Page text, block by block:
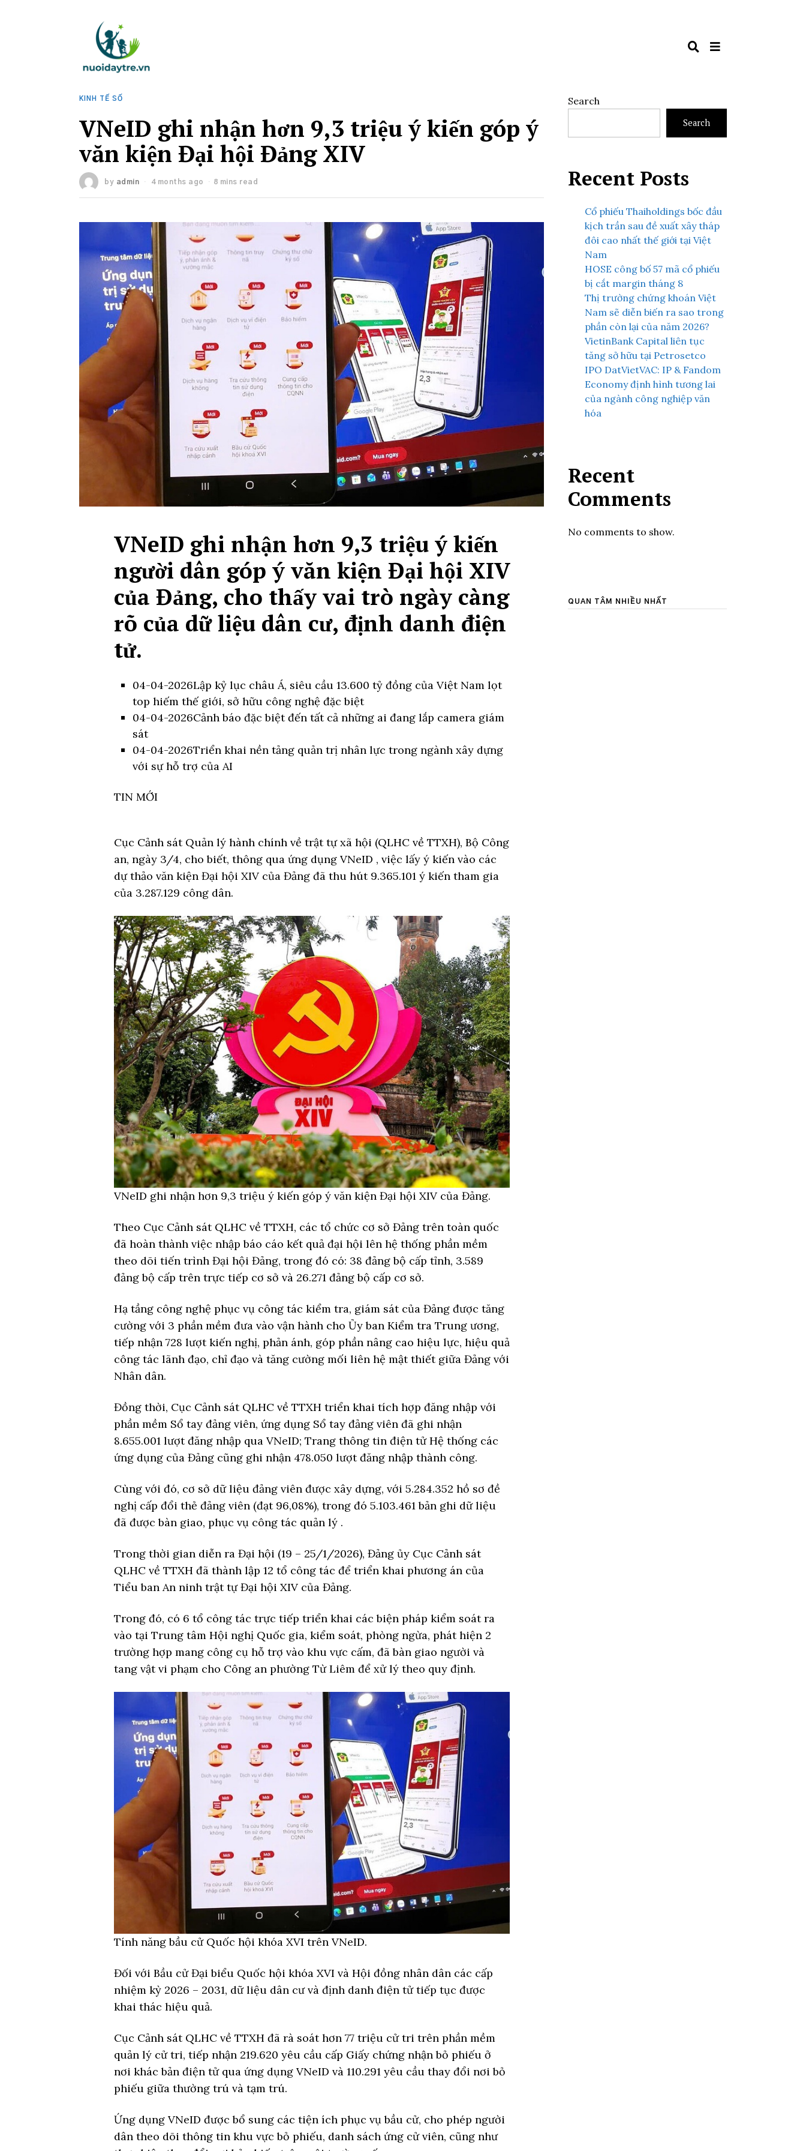
KINH TẾ SỐ
VNeID ghi nhận hơn 9,3 triệu ý kiến góp ý
văn kiện Đại hội Đảng XIV
by admin 4 months ago 8 mins read
VNeID ghi nhận hơn 9,3 triệu ý kiến
người dân góp ý văn kiện Đại hội XIV
của Đảng, cho thấy vai trò ngày càng
rõ của dữ liệu dân cư, định danh điện
tử.
04-04-2026Lập kỷ lục châu Á, siêu cầu 13.600 tỷ đồng của Việt Nam lọt
top hiếm thế giới, sở hữu công nghệ đặc biệt
04-04-2026Cảnh báo đặc biệt đến tất cả những ai đang lắp camera giám
sát
04-04-2026Triển khai nền tảng quản trị nhân lực trong ngành xây dựng
với sự hỗ trợ của AI
TIN MỚI
Cục Cảnh sát Quản lý hành chính về trật tự xã hội (QLHC về TTXH), Bộ Công
an, ngày 3/4, cho biết, thông qua ứng dụng VNeID , việc lấy ý kiến vào các
dự thảo văn kiện Đại hội XIV của Đảng đã thu hút 9.365.101 ý kiến tham gia
của 3.287.129 công dân.
VNeID ghi nhận hơn 9,3 triệu ý kiến góp ý văn kiện Đại hội XIV của Đảng.
Theo Cục Cảnh sát QLHC về TTXH, các tổ chức cơ sở Đảng trên toàn quốc
đã hoàn thành việc nhập báo cáo kết quả đại hội lên hệ thống phần mềm
theo dõi tiến trình Đại hội Đảng, trong đó có: 38 đảng bộ cấp tỉnh, 3.589
đảng bộ cấp trên trực tiếp cơ sở và 26.271 đảng bộ cấp cơ sở.
Hạ tầng công nghệ phục vụ công tác kiểm tra, giám sát của Đảng được tăng
cường với 3 phần mềm đưa vào vận hành cho Ủy ban Kiểm tra Trung ương,
tiếp nhận 728 lượt kiến nghị, phản ánh, góp phần nâng cao hiệu lực, hiệu quả
công tác lãnh đạo, chỉ đạo và tăng cường mối liên hệ mật thiết giữa Đảng với
Nhân dân.
Đồng thời, Cục Cảnh sát QLHC về TTXH triển khai tích hợp đăng nhập với
phần mềm Sổ tay đảng viên, ứng dụng Sổ tay đảng viên đã ghi nhận
8.655.001 lượt đăng nhập qua VNeID; Trang thông tin điện tử Hệ thống các
ứng dụng của Đảng cũng ghi nhận 478.050 lượt đăng nhập thành công.
Cùng với đó, cơ sở dữ liệu đảng viên được xây dựng, với 5.284.352 hồ sơ đề
nghị cấp đổi thẻ đảng viên (đạt 96,08%), trong đó 5.103.461 bản ghi dữ liệu
đã được bàn giao, phục vụ công tác quản lý .
Trong thời gian diễn ra Đại hội (19 – 25/1/2026), Đảng ủy Cục Cảnh sát
QLHC về TTXH đã thành lập 12 tổ công tác để triển khai phương án của
Tiểu ban An ninh trật tự Đại hội XIV của Đảng.
Trong đó, có 6 tổ công tác trực tiếp triển khai các biện pháp kiểm soát ra
vào tại Trung tâm Hội nghị Quốc gia, kiểm soát, phòng ngừa, phát hiện 2
trường hợp mang công cụ hỗ trợ vào khu vực cấm, đã bàn giao người và
tang vật vi phạm cho Công an phường Từ Liêm để xử lý theo quy định.
Tính năng bầu cử Quốc hội khóa XVI trên VNeID.
Đối với Bầu cử Đại biểu Quốc hội khóa XVI và Hội đồng nhân dân các cấp
nhiệm kỳ 2026 – 2031, dữ liệu dân cư và định danh điện tử tiếp tục được
khai thác hiệu quả.
Cục Cảnh sát QLHC về TTXH đã rà soát hơn 77 triệu cử tri trên phần mềm
quản lý cử tri, tiếp nhận 219.620 yêu cầu cấp Giấy chứng nhận bỏ phiếu ở
nơi khác bản điện tử qua ứng dụng VNeID và 110.291 yêu cầu thay đổi nơi bỏ
phiếu giữa thường trú và tạm trú.
Ứng dụng VNeID được bổ sung các tiện ích phục vụ bầu cử, cho phép người
dân theo dõi thông tin khu vực bỏ phiếu, danh sách ứng cử viên, cũng như
Search
Search
Recent Posts
Cổ phiếu Thaiholdings bốc đầu
kịch trần sau đề xuất xây tháp
đôi cao nhất thế giới tại Việt
Nam
HOSE công bố 57 mã cổ phiếu
bị cắt margin tháng 8
Thị trường chứng khoán Việt
Nam sẽ diễn biến ra sao trong
phần còn lại của năm 2026?
VietinBank Capital liên tục
tăng sở hữu tại Petrosetco
IPO DatVietVAC: IP & Fandom
Economy định hình tương lai
của ngành công nghiệp văn
hóa
Recent
Comments
No comments to show.
QUAN TÂM NHIỀU NHẤT